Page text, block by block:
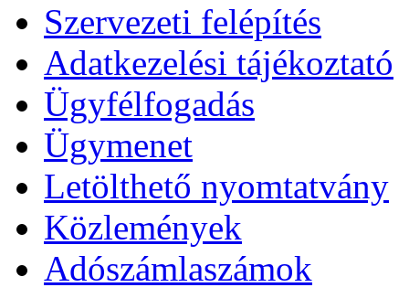
Szervezeti felépítés
Adatkezelési tájékoztató
Ügyfélfogadás
Ügymenet
Letölthető nyomtatvány
Közlemények
Adószámlaszámok